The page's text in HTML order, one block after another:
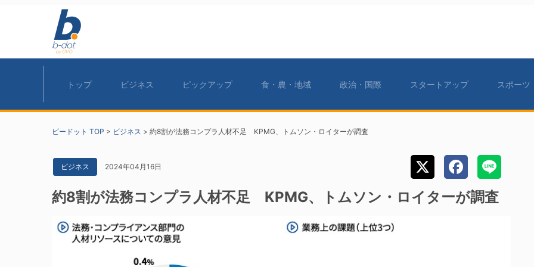
トップ ビジネス ピックアップ 食・農・地域 政治・国際 スタートアップ スポーツ
ビードット TOP > ビジネス > 約8割が法務コンプラ人材不足 KPMG、トムソン・ロイターが調査
ビジネス 2024年04月16日
約8割が法務コンプラ人材不足 KPMG、トムソン・ロイターが調査